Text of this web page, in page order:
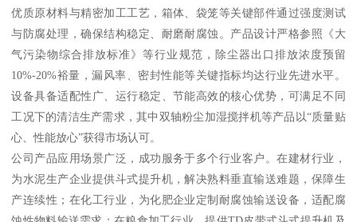
优质原材料与精密加工工艺，箱体、袋笼等关键部件通过强度测试
与防腐处理，确保结构稳定、耐磨耐腐蚀。产品设计严格参照《大
气污染物综合排放标准》等行业规范，除尘器出口排放浓度预留
10%-20%裕量，漏风率、密封性能等关键指标均达行业先进水平。
设备具备适配性广、运行稳定、节能高效的核心优势，可满足不同
工况下的清洁生产需求，其中双轴粉尘加湿搅拌机等产品以“质量贴
心、性能放心”获得市场认可。
公司产品应用场景广泛，成功服务于多个行业客户。在建材行业，
为水泥生产企业提供斗式提升机，解决熟料垂直输送难题，保障生
产连续性；在化工行业，为化肥企业定制耐腐蚀输送设备，适配腐